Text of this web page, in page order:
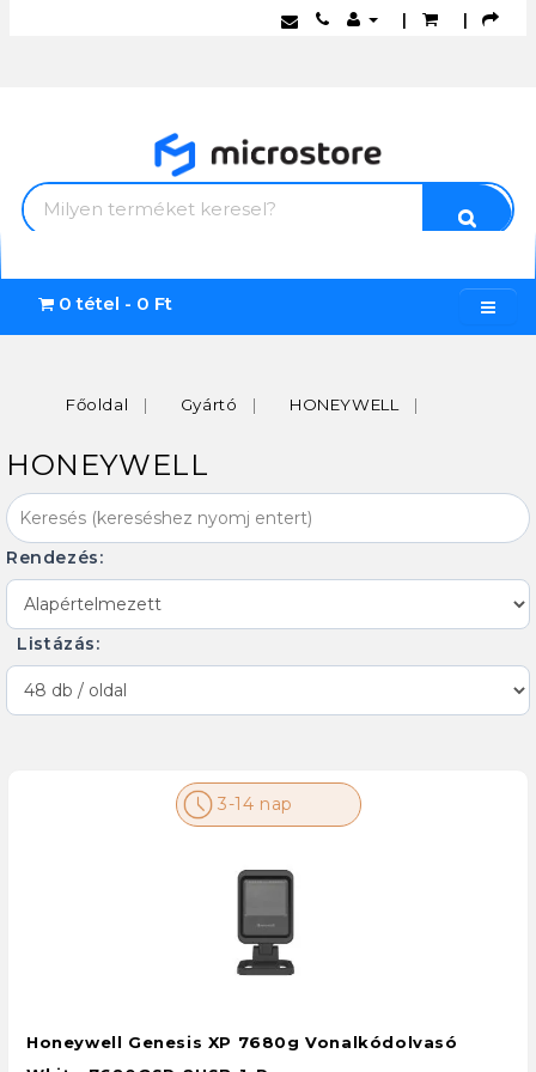
| |
0 tétel - 0 Ft
Főoldal Gyártó HONEYWELL
HONEYWELL
Rendezés:
Listázás:
3-14 nap
Honeywell Genesis XP 7680g Vonalkódolvasó